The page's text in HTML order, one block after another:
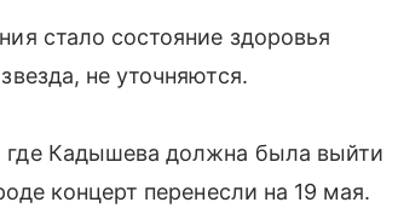
стало состояние здоровья
не уточняются.
Кадышева должна была выйти
концерт перенесли на 19 мая.